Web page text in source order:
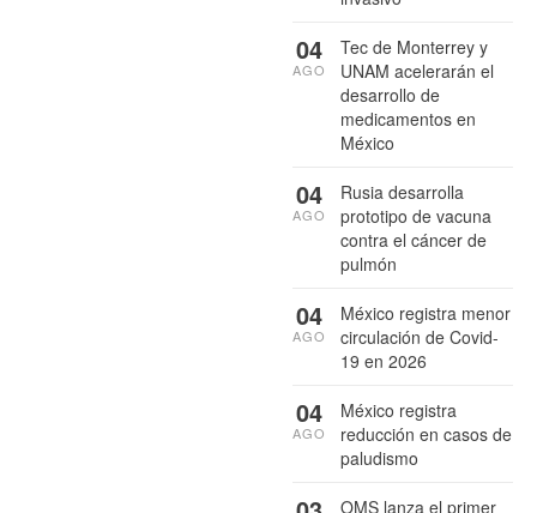
Tec de Monterrey y
UNAM acelerarán el
desarrollo de
medicamentos en
México
04
AGO
Rusia desarrolla
prototipo de vacuna
contra el cáncer de
pulmón
04
AGO
México registra menor
circulación de Covid-
19 en 2026
04
AGO
México registra
reducción en casos de
paludismo
04
AGO
OMS lanza el primer